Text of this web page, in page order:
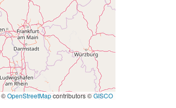
©OpenStreetMapcontributors ©GISCO